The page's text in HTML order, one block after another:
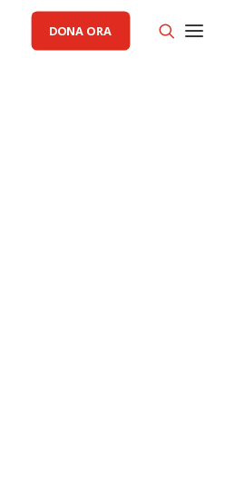
DONA ORA
layout="2"